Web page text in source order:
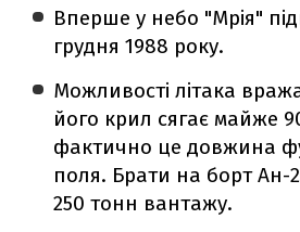
Вперше у небо "Мрія"
грудня 1988 року.
Можливості літака
його крил сягає майже
фактично це довжина
поля. Брати на борт Ан-
250 тонн вантажу.